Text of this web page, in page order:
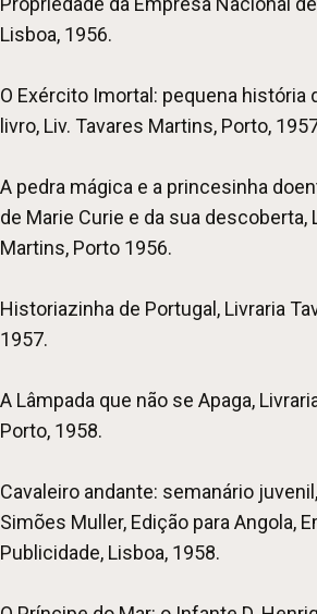
Lisboa, 1956.
O Exército Imortal: pequena história
livro, Liv. Tavares Martins, Porto,
A pedra mágica e a princesinha
de Marie Curie e da sua descoberta,
Martins, Porto 1956.
Historiazinha de Portugal, Livraria
1957.
A Lâmpada que não se Apaga,
Porto, 1958.
Cavaleiro andante: semanário
Simões Muller, Edição para Angola,
Publicidade, Lisboa, 1958.